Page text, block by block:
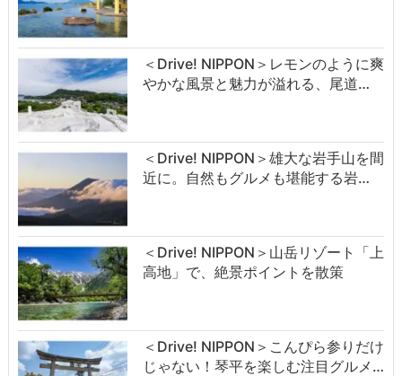
＜Drive! NIPPON＞レモンのように爽
やかな風景と魅力が溢れる、尾道…
＜Drive! NIPPON＞雄大な岩手山を間
近に。自然もグルメも堪能する岩…
＜Drive! NIPPON＞山岳リゾート「上
高地」で、絶景ポイントを散策
＜Drive! NIPPON＞こんぴら参りだけ
じゃない！琴平を楽しむ注目グルメ…